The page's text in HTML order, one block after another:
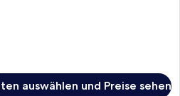
auswählen und Preise sehen